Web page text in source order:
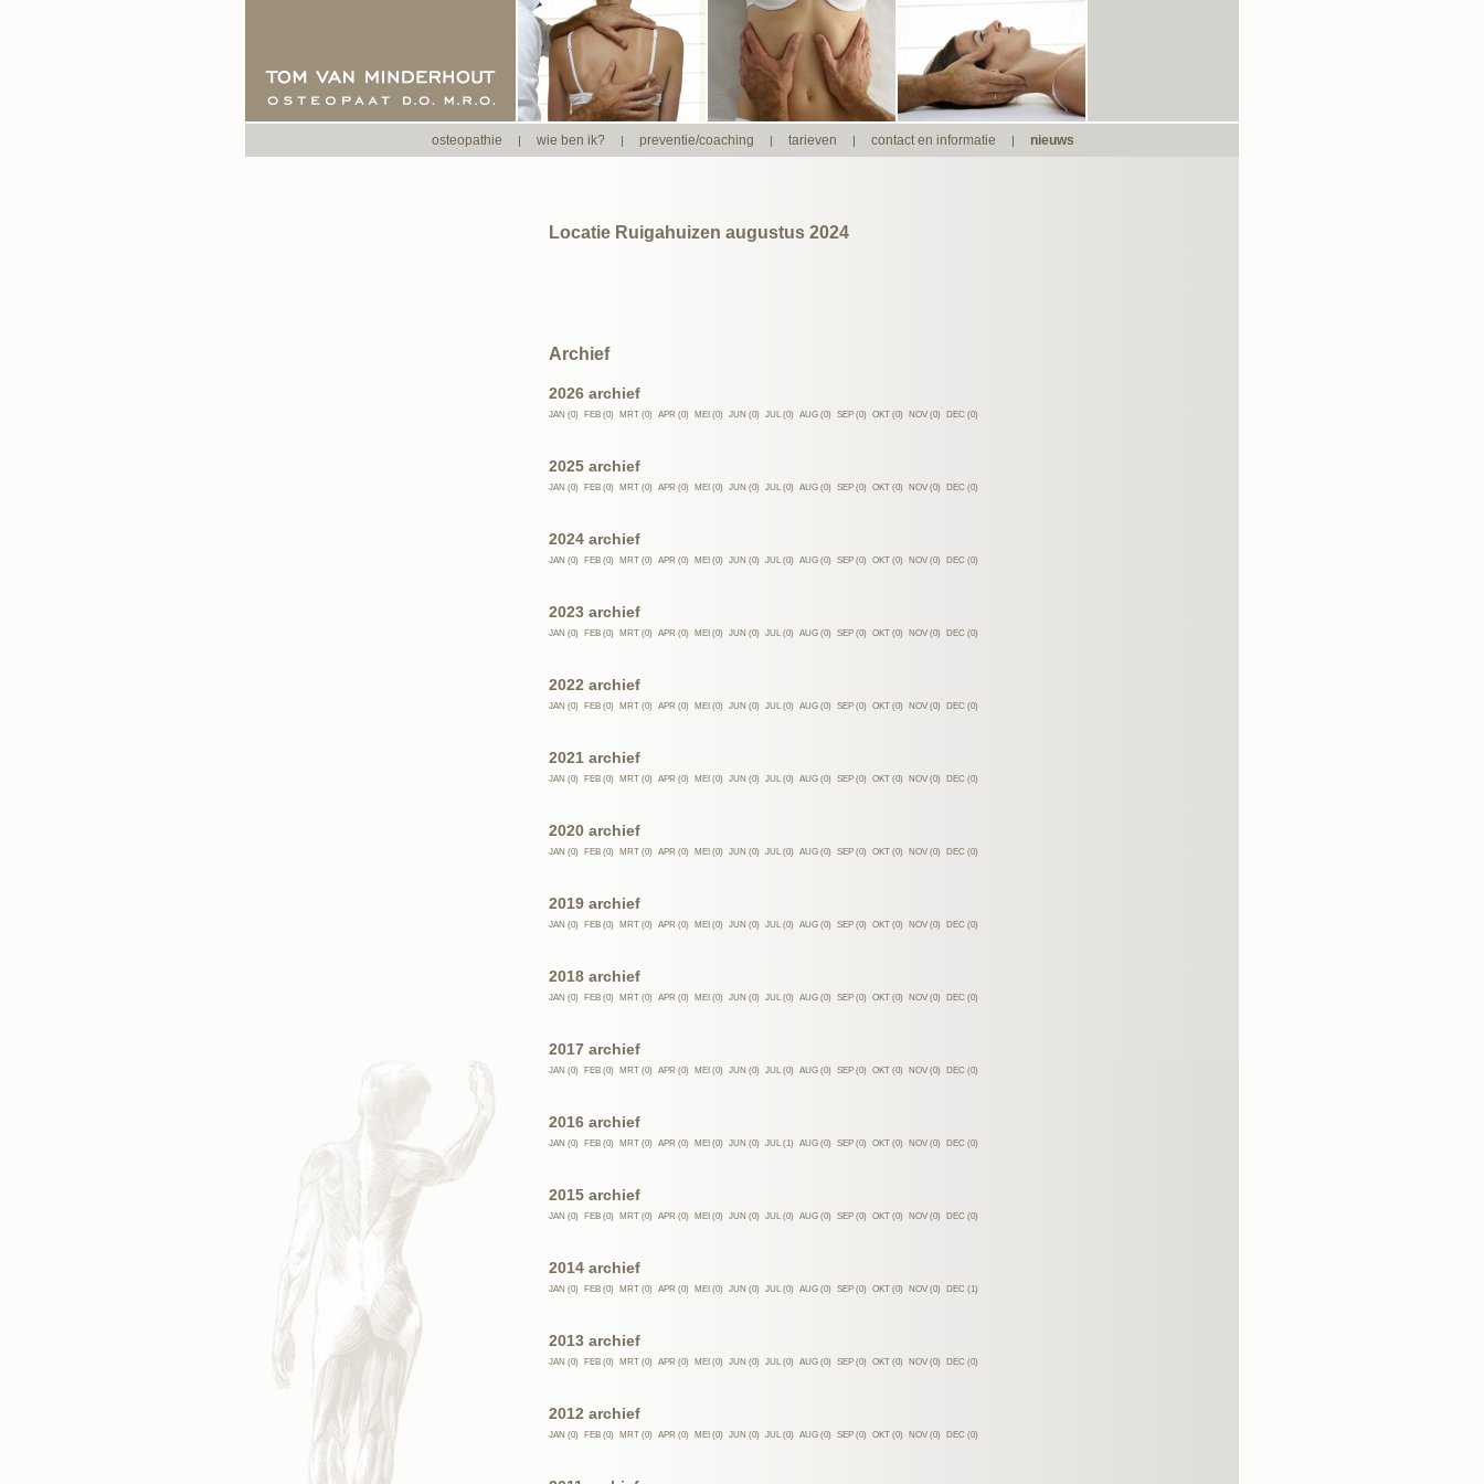
osteopathie | wie ben ik? | preventie/coaching | tarieven | contact en informatie | nieuws
Locatie Ruigahuizen augustus 2024
Archief
2026 archief
JAN (0) FEB (0) MRT (0) APR (0) MEI (0) JUN (0) JUL (0) AUG (0) SEP (0) OKT (0) NOV (0) DEC (0)
2025 archief
JAN (0) FEB (0) MRT (0) APR (0) MEI (0) JUN (0) JUL (0) AUG (0) SEP (0) OKT (0) NOV (0) DEC (0)
2024 archief
JAN (0) FEB (0) MRT (0) APR (0) MEI (0) JUN (0) JUL (0) AUG (0) SEP (0) OKT (0) NOV (0) DEC (0)
2023 archief
JAN (0) FEB (0) MRT (0) APR (0) MEI (0) JUN (0) JUL (0) AUG (0) SEP (0) OKT (0) NOV (0) DEC (0)
2022 archief
JAN (0) FEB (0) MRT (0) APR (0) MEI (0) JUN (0) JUL (0) AUG (0) SEP (0) OKT (0) NOV (0) DEC (0)
2021 archief
JAN (0) FEB (0) MRT (0) APR (0) MEI (0) JUN (0) JUL (0) AUG (0) SEP (0) OKT (0) NOV (0) DEC (0)
2020 archief
JAN (0) FEB (0) MRT (0) APR (0) MEI (0) JUN (0) JUL (0) AUG (0) SEP (0) OKT (0) NOV (0) DEC (0)
2019 archief
JAN (0) FEB (0) MRT (0) APR (0) MEI (0) JUN (0) JUL (0) AUG (0) SEP (0) OKT (0) NOV (0) DEC (0)
2018 archief
JAN (0) FEB (0) MRT (0) APR (0) MEI (0) JUN (0) JUL (0) AUG (0) SEP (0) OKT (0) NOV (0) DEC (0)
2017 archief
JAN (0) FEB (0) MRT (0) APR (0) MEI (0) JUN (0) JUL (0) AUG (0) SEP (0) OKT (0) NOV (0) DEC (0)
2016 archief
JAN (0) FEB (0) MRT (0) APR (0) MEI (0) JUN (0) JUL (1) AUG (0) SEP (0) OKT (0) NOV (0) DEC (0)
2015 archief
JAN (0) FEB (0) MRT (0) APR (0) MEI (0) JUN (0) JUL (0) AUG (0) SEP (0) OKT (0) NOV (0) DEC (0)
2014 archief
JAN (0) FEB (0) MRT (0) APR (0) MEI (0) JUN (0) JUL (0) AUG (0) SEP (0) OKT (0) NOV (0) DEC (1)
2013 archief
JAN (0) FEB (0) MRT (0) APR (0) MEI (0) JUN (0) JUL (0) AUG (0) SEP (0) OKT (0) NOV (0) DEC (0)
2012 archief
JAN (0) FEB (0) MRT (0) APR (0) MEI (0) JUN (0) JUL (0) AUG (0) SEP (0) OKT (0) NOV (0) DEC (0)